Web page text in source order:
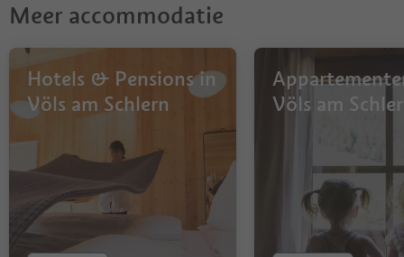
Meer accommodatie
Hotels & Pensions in
Völs am Schlern
Völs am